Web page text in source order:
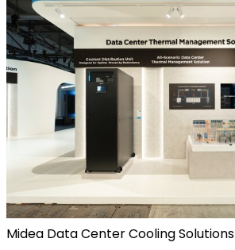
Midea Data Center Cooling Solutions